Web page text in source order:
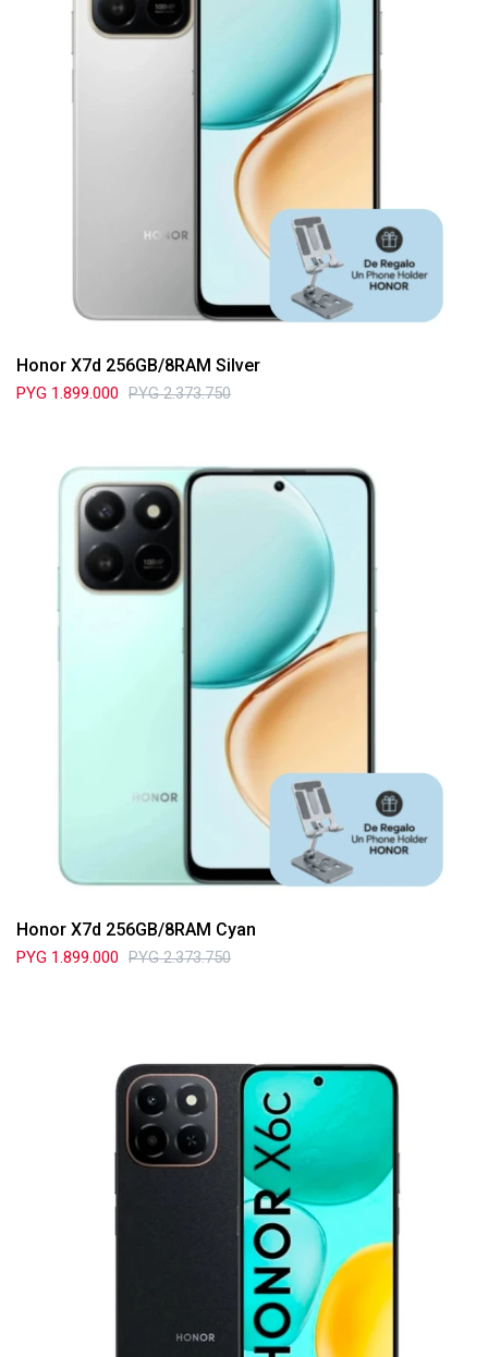
Honor X7d 256GB/8RAM Silver
PYG 1.899.000 PYG 2.373.750
Honor X7d 256GB/8RAM Cyan
PYG 1.899.000 PYG 2.373.750